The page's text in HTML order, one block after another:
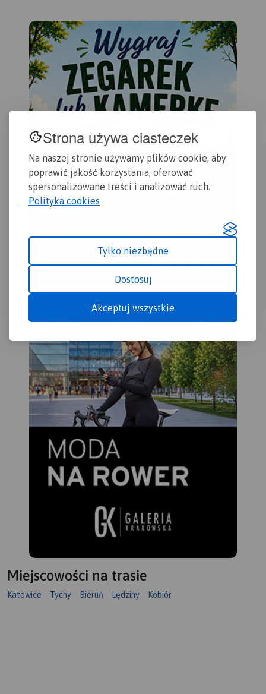
Strona używa ciasteczek
Na naszej stronie używamy plików cookie, aby
poprawić jakość korzystania, oferować
spersonalizowane treści i analizować ruch.
Polityka cookies
Tylko niezbędne
Dostosuj
Akceptuj wszystkie
informacje przydatne
turyście i podano przebiegi
szlaków pieszych i
rowerowych. Wyróżniono
miejscowości godne
zwiedzania i miejsca
szczególnie interesujące
Wydanie 1, 2017
Miejscowości na trasie
Katowice Tychy Bieruń Lędziny Kobiór